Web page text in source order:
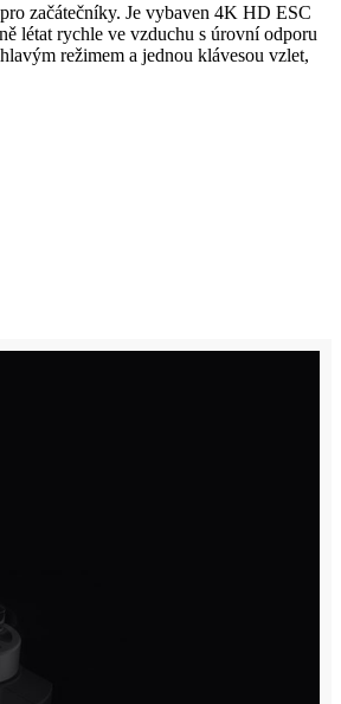
začátečníky. Je vybaven 4K HD ESC
létat rychle ve vzduchu s úrovní odporu
režimem a jednou klávesou vzlet,